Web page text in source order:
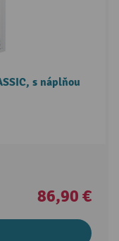
s náplňou
86,90 €